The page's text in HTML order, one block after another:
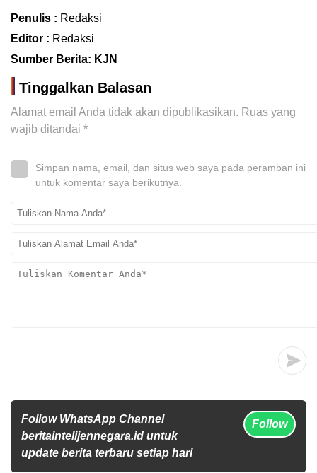
Penulis : Redaksi
Editor : Redaksi
Sumber Berita: KJN
Tinggalkan Balasan
Alamat email Anda tidak akan dipublikasikan. Ruas yang
wajib ditandai *
Simpan nama, email, dan situs web saya pada peramban ini
untuk komentar saya berikutnya.
Follow WhatsApp Channel
beritaintelijennegara.id untuk
update berita terbaru setiap hari
Follow